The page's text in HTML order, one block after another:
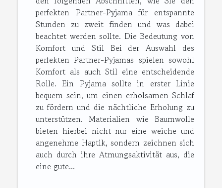
perfekten Partner-Pyjama für entspannte
Stunden zu zweit finden und was dabei
beachtet werden sollte. Die Bedeutung von
Komfort und Stil Bei der Auswahl des
perfekten Partner-Pyjamas spielen sowohl
Komfort als auch Stil eine entscheidende
Rolle. Ein Pyjama sollte in erster Linie
bequem sein, um einen erholsamen Schlaf
zu fördern und die nächtliche Erholung zu
unterstützen. Materialien wie Baumwolle
bieten hierbei nicht nur eine weiche und
angenehme Haptik, sondern zeichnen sich
auch durch ihre Atmungsaktivität aus, die
eine gute...